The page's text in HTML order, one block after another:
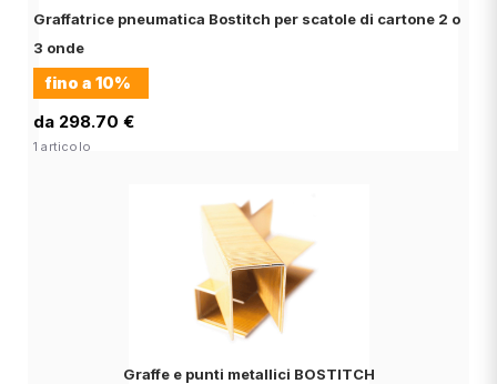
Graffatrice pneumatica Bostitch per scatole di cartone 2 o
3 onde
fino a 10%
da 298.70 €
1 articolo
Graffe e punti metallici BOSTITCH